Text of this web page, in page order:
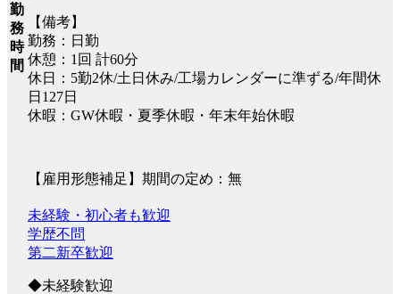
勤
務
時
間
【備考】
勤務：日勤
休憩：1回 計60分
休日：5勤2休/土日休み/工場カレンダーに準ずる/年間休
日127日
休暇：GW休暇・夏季休暇・年末年始休暇
【雇用形態補足】期間の定め：無
未経験・初心者も歓迎
学歴不問
第二新卒歓迎
◆未経験歓迎